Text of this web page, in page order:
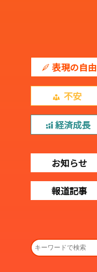
表現の自由
不安
経済成長
お知らせ
報道記事